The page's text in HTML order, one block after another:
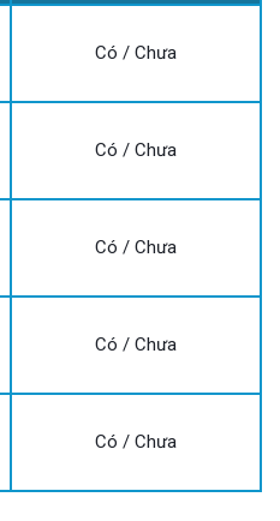
Có / Chưa
Có / Chưa
Có / Chưa
Có / Chưa
Có / Chưa